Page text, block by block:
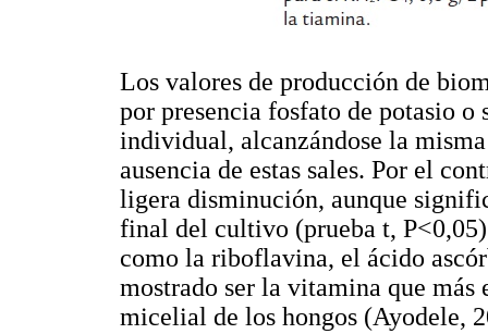
Los valores de producción de
por presencia fosfato de potasio
individual, alcanzándose la
ausencia de estas sales. Por el
ligera disminución, aunque
final del cultivo (prueba t,
como la riboflavina, el ácido
mostrado ser la vitamina que
micelial de los hongos (Ayodele,